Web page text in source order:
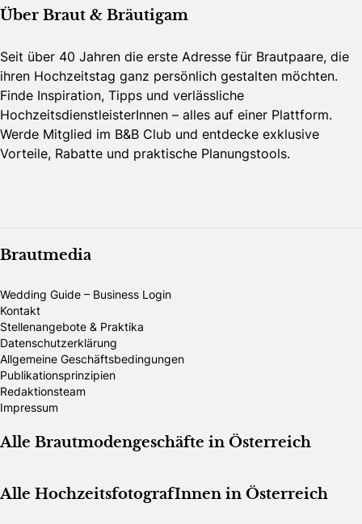
Über Braut & Bräutigam
Seit über 40 Jahren die erste Adresse für Brautpaare, die
ihren Hochzeitstag ganz persönlich gestalten möchten.
Finde Inspiration, Tipps und verlässliche
HochzeitsdienstleisterInnen – alles auf einer Plattform.
Werde Mitglied im B&B Club und entdecke exklusive
Vorteile, Rabatte und praktische Planungstools.
Brautmedia
Wedding Guide – Business Login
Kontakt
Stellenangebote & Praktika
Datenschutzerklärung
Allgemeine Geschäftsbedingungen
Publikationsprinzipien
Redaktionsteam
Impressum
Alle Brautmodengeschäfte in Österreich
Alle HochzeitsfotografInnen in Österreich